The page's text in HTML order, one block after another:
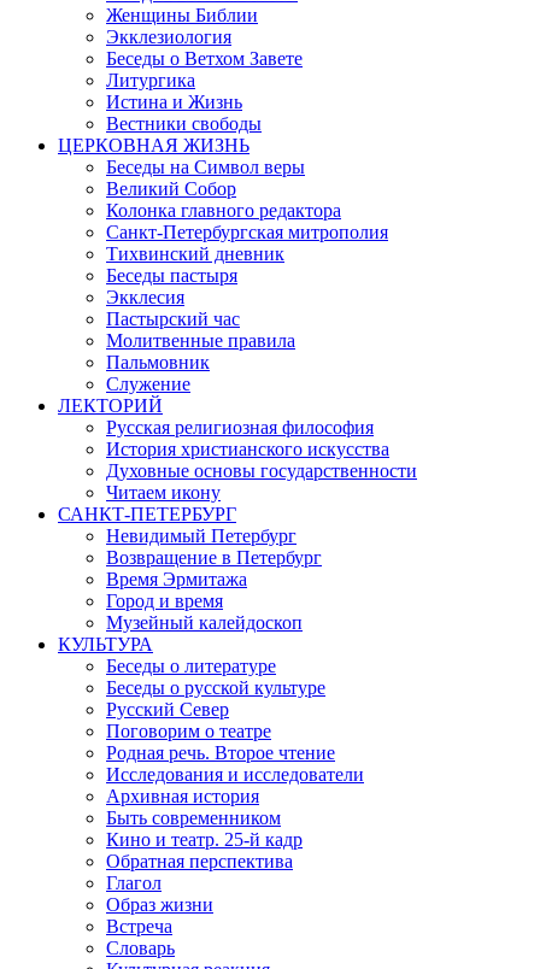
Женщины Библии
Экклезиология
Беседы о Ветхом Завете
Литургика
Истина и Жизнь
Вестники свободы
ЦЕРКОВНАЯ ЖИЗНЬ
Беседы на Символ веры
Великий Собор
Колонка главного редактора
Санкт-Петербургская митрополия
Тихвинский дневник
Беседы пастыря
Экклесия
Пастырский час
Молитвенные правила
Пальмовник
Служение
ЛЕКТОРИЙ
Русская религиозная философия
История христианского искусства
Духовные основы государственности
Читаем икону
САНКТ-ПЕТЕРБУРГ
Невидимый Петербург
Возвращение в Петербург
Время Эрмитажа
Город и время
Музейный калейдоскоп
КУЛЬТУРА
Беседы о литературе
Беседы о русской культуре
Русский Север
Поговорим о театре
Родная речь. Второе чтение
Исследования и исследователи
Архивная история
Быть современником
Кино и театр. 25-й кадр
Обратная перспектива
Глагол
Образ жизни
Встреча
Словарь